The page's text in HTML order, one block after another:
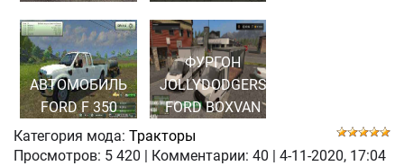
АВТОМОБИЛЬ
FORD F 350
ФУРГОН
JOLLYDODGERS
FORD BOXVAN
Категория мода: Тракторы
Просмотров: 5 420 Комментарии: 40
4-11-2020, 17:04